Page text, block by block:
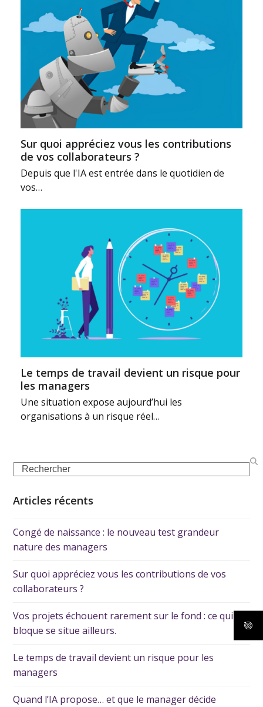
Sur quoi appréciez vous les contributions
de vos collaborateurs ?
Depuis que l'IA est entrée dans le quotidien de
vos…
Le temps de travail devient un risque pour
les managers
Une situation expose aujourd’hui les
organisations à un risque réel…
Articles récents
Congé de naissance : le nouveau test grandeur
nature des managers
Sur quoi appréciez vous les contributions de vos
collaborateurs ?
Vos projets échouent rarement sur le fond : ce qui les
bloque se situe ailleurs.
Le temps de travail devient un risque pour les
managers
Quand l’IA propose… et que le manager décide